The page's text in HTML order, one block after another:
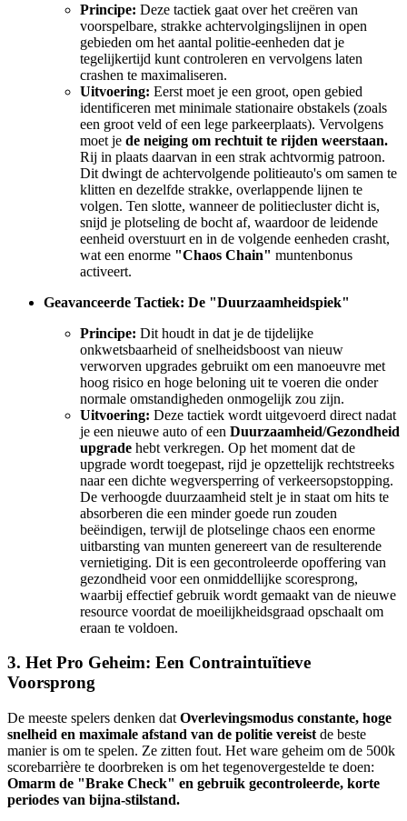
Principe: Deze tactiek gaat over het creëren van
voorspelbare, strakke achtervolgingslijnen in open
gebieden om het aantal politie-eenheden dat je
tegelijkertijd kunt controleren en vervolgens laten
crashen te maximaliseren.
Uitvoering: Eerst moet je een groot, open gebied
identificeren met minimale stationaire obstakels (zoals
een groot veld of een lege parkeerplaats). Vervolgens
moet je de neiging om rechtuit te rijden weerstaan.
Rij in plaats daarvan in een strak achtvormig patroon.
Dit dwingt de achtervolgende politieauto's om samen te
klitten en dezelfde strakke, overlappende lijnen te
volgen. Ten slotte, wanneer de politiecluster dicht is,
snijd je plotseling de bocht af, waardoor de leidende
eenheid overstuurt en in de volgende eenheden crasht,
wat een enorme "Chaos Chain" muntenbonus
activeert.
Geavanceerde Tactiek: De "Duurzaamheidspiek"
Principe: Dit houdt in dat je de tijdelijke
onkwetsbaarheid of snelheidsboost van nieuw
verworven upgrades gebruikt om een manoeuvre met
hoog risico en hoge beloning uit te voeren die onder
normale omstandigheden onmogelijk zou zijn.
Uitvoering: Deze tactiek wordt uitgevoerd direct nadat
je een nieuwe auto of een Duurzaamheid/Gezondheid
upgrade hebt verkregen. Op het moment dat de
upgrade wordt toegepast, rijd je opzettelijk rechtstreeks
naar een dichte wegversperring of verkeersopstopping.
De verhoogde duurzaamheid stelt je in staat om hits te
absorberen die een minder goede run zouden
beëindigen, terwijl de plotselinge chaos een enorme
uitbarsting van munten genereert van de resulterende
vernietiging. Dit is een gecontroleerde opoffering van
gezondheid voor een onmiddellijke scoresprong,
waarbij effectief gebruik wordt gemaakt van de nieuwe
resource voordat de moeilijkheidsgraad opschaalt om
eraan te voldoen.
3. Het Pro Geheim: Een Contraintuïtieve
Voorsprong
De meeste spelers denken dat Overlevingsmodus constante, hoge
snelheid en maximale afstand van de politie vereist de beste
manier is om te spelen. Ze zitten fout. Het ware geheim om de 500k
scorebarrière te doorbreken is om het tegenovergestelde te doen:
Omarm de "Brake Check" en gebruik gecontroleerde, korte
periodes van bijna-stilstand.